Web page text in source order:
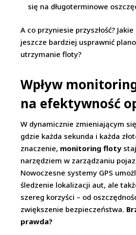
się na długoterminowe
A co przyniesie przyszłość?
jeszcze bardziej usprawnić
utrzymanie floty?
Wpływ
na efektywność
W dynamicznie zmieniającym
gdzie każda sekunda i każda
znaczenie, monitoring floty
narzędziem w zarządzaniu
Nowoczesne systemy GPS
śledzenie lokalizacji aut, ale
szereg korzyści – od
zwiększenie bezpieczeństwa.
prawda?